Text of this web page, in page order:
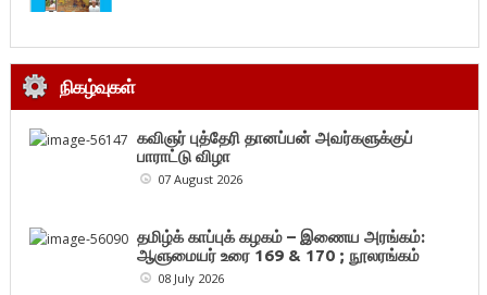
நிகழ்வுகள்
கவிஞர் புத்தேரி தானப்பன் அவர்களுக்குப்
பாராட்டு விழா
07 August 2026
தமிழ்க் காப்புக் கழகம் – இணைய அரங்கம்:
ஆளுமையர் உரை 169 & 170 ; நூலரங்கம்
08 July 2026